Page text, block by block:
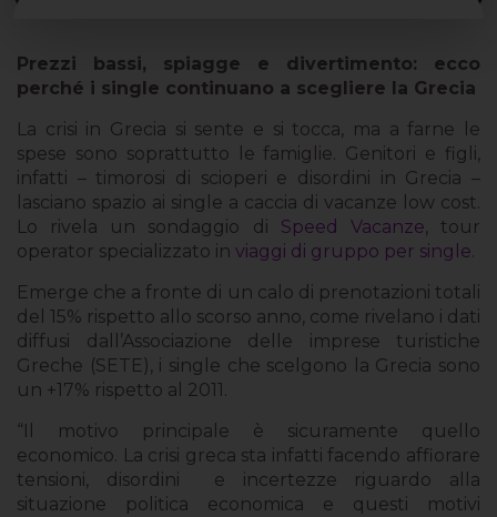
Prezzi bassi, spiagge e divertimento: ecco
perché i single continuano a scegliere la Grecia
La crisi in Grecia si sente e si tocca, ma a farne le
spese sono soprattutto le famiglie. Genitori e figli,
infatti – timorosi di scioperi e disordini in Grecia –
lasciano spazio ai single a caccia di vacanze low cost.
Lo rivela un sondaggio di Speed Vacanze, tour
operator specializzato in viaggi di gruppo per single.
Emerge che a fronte di un calo di prenotazioni totali
del 15% rispetto allo scorso anno, come rivelano i dati
diffusi dall’Associazione delle imprese turistiche
Greche (SETE), i single che scelgono la Grecia sono
un +17% rispetto al 2011.
“Il motivo principale è sicuramente quello
economico. La crisi greca sta infatti facendo affiorare
tensioni, disordini e incertezze riguardo alla
situazione politica economica e questi motivi